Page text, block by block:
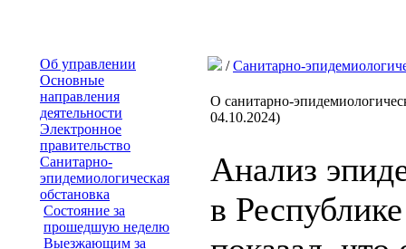
Об управлении
Основные
направления
деятельности
Электронное
правительство
Санитарно-
эпидемиологическая
обстановка
Состояние за
прошедшую неделю
Выезжающим за
/Санитарно-
О санитарно-
04.10.2024)
Анализ
в